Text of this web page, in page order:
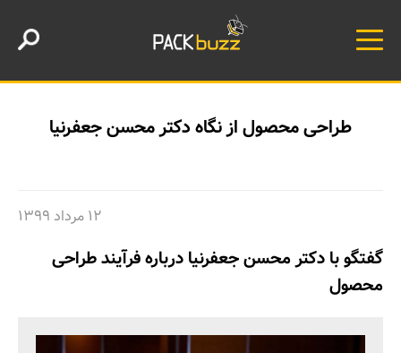
طراحی محصول از نگاه دکتر محسن جعفرنیا
۱۲ مرداد ۱۳۹۹
گفتگو با دکتر محسن جعفرنیا درباره فرآیند طراحی
محصول